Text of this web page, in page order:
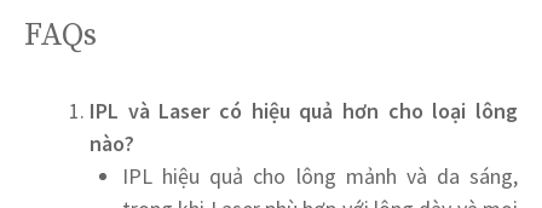
FAQs
IPL và Laser có hiệu quả hơn cho loại lông
nào?
IPL hiệu quả cho lông mảnh và da sáng,